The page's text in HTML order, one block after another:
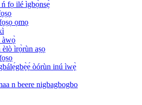
fọ ilé ìgbọ̀nsẹ̀
ọmọ
èlò ìrọ̀rùn aṣọ
òórùn inú ìwẹ̀
n beere nigbagbogbo